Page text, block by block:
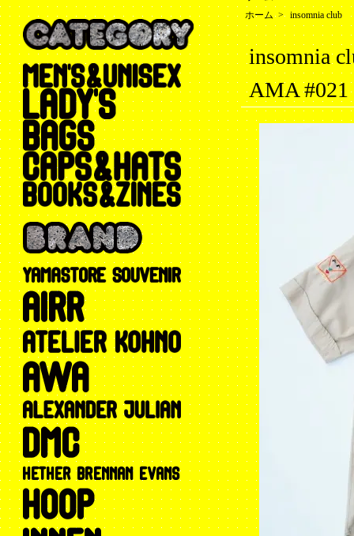
ホーム > insomnia club
insomnia
AMA #021